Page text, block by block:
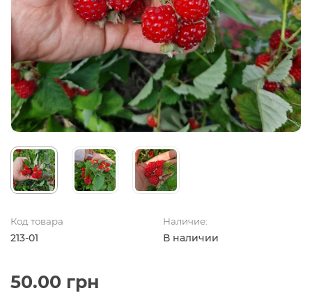
Код товара
213-01
Наличие:
В наличии
50.00 грн